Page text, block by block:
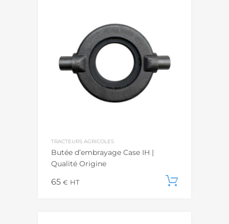
TRACTEURS AGRICOLES
Butée d’embrayage Case IH |
Qualité Origine
65 € HT